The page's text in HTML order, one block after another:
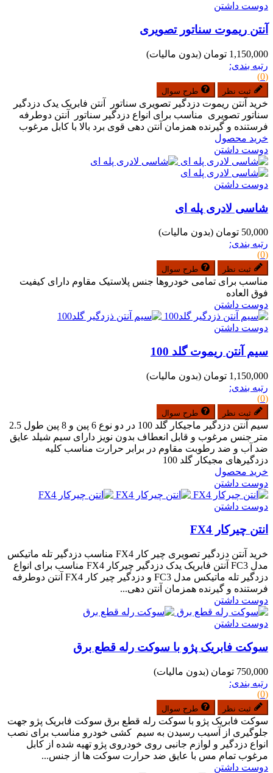
دوست داشتن
آنتن ریموت سناتور تصویری
1,150,000 تومان
(بدون مالیات)
رتبه بندی:
(0)
ثبت نظر طرح سوال
خرید آنتن ریموت دزدگیر تصویری سناتور آنتن فابریک یدک دزدگیر
سناتور تصویری مناسب برای انواع دزدگیر سناتور آنتن دوطرفه
فرستنده و گیرنده همزمان آنتن دهی قوی برد بالا با کابل مرغوب
خرید محصول
دوست داشتن
دوست داشتن
شاسی لادری پله ای
50,000 تومان
(بدون مالیات)
رتبه بندی:
(0)
ثبت نظر طرح سوال
مناسب برای تمامی خودروها جنس پلاستیک مقاوم دارای کیفیت
فوق العاده
دوست داشتن
دوست داشتن
سیم آنتن ریموت گلد 100
1,150,000 تومان
(بدون مالیات)
رتبه بندی:
(0)
ثبت نظر طرح سوال
سیم آنتن دزدگیر ماجیکار گلد 100 در دو نوع 6 پین و 8 پین طول 2.5
متر جنس مرغوب و قابل انعطاف بدون نویز دارای سیم شیلد عایق
ضد آب و ضد رطوبت مقاوم در برابر حرارت مناسب کلیه
دزدگیرهای مجیکار گلد 100
خرید محصول
دوست داشتن
دوست داشتن
انتن چیرکار FX4
خرید آنتن دزدگیر تصویری چیر کار FX4 مناسب دزدگیر تله ماتیکس
مدل FC3 آنتن فابریک یدک دزدگیر چیرکار FX4 مناسب برای انواع
دزدگیر تله ماتیکس مدل FC3 و دزدگیر چیر کار FX4 آنتن دوطرفه
فرستنده و گیرنده همزمان آنتن دهی...
دوست داشتن
دوست داشتن
سوکت فابریک پژو با سوکت رله قطع برق
750,000 تومان
(بدون مالیات)
رتبه بندی:
(0)
ثبت نظر طرح سوال
سوکت فابریک پژو با سوکت رله قطع برق سوکت فابریک پژو جهت
جلوگیری از آسیب رسیدن به سیم کشی خودرو مناسب برای نصب
انواع دزدگیر و لوازم جانبی روی خودروی پژو تهیه شده از کابل
مرغوب تمام مس با عایق ضد حرارت سوکت ها از جنس...
دوست داشتن